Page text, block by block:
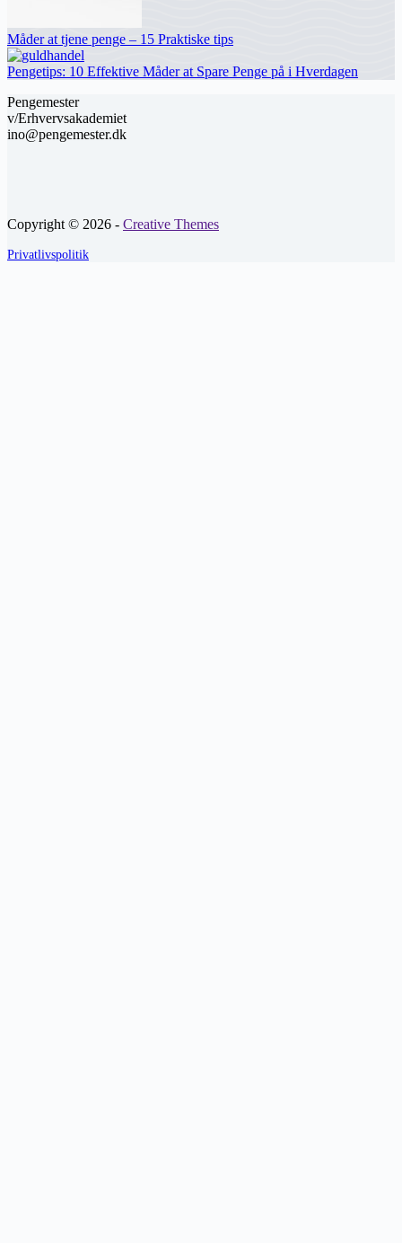
Måder at tjene penge – 15 Praktiske tips
Pengetips: 10 Effektive Måder at Spare Penge på i Hverdagen
Pengemester
v/Erhvervsakademiet
ino@pengemester.dk
Copyright © 2026 - Creative Themes
Privatlivspolitik